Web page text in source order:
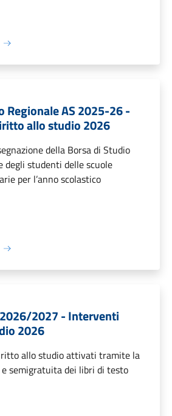
Regionale AS 2025-26 -
allo studio 2026
della Borsa di Studio
degli studenti delle scuole
per l’anno scolastico
2027 - Interventi
2026
allo studio attivati tramite la
semigratuita dei libri di testo